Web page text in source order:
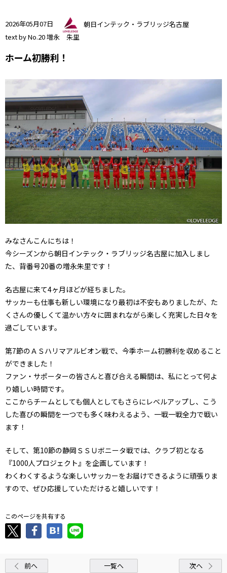
2026年05月07日
朝日インテック・ラブリッジ名古屋
text by No.20 増永 朱里
ホーム初勝利！
みなさんこんにちは！
今シーズンから朝日インテック・ラブリッジ名古屋に加入しまし
た、背番号20番の増永朱里です！
名古屋に来て4ヶ月ほどが経ちました。
サッカーも仕事も新しい環境になり最初は不安もありましたが、た
くさんの優しくて温かい方々に囲まれながら楽しく充実した日々を
過ごしています。
第7節のＡＳハリマアルビオン戦で、今季ホーム初勝利を収めること
ができました！
ファン・サポーターの皆さんと喜び合える瞬間は、私にとって何よ
り嬉しい時間です。
ここからチームとしても個人としてもさらにレベルアップし、こう
した喜びの瞬間を一つでも多く味わえるよう、一戦一戦全力で戦い
ます！
そして、第10節の静岡ＳＳＵボニータ戦では、クラブ初となる
『1000人プロジェクト』を企画しています！
わくわくするような楽しいサッカーをお届けできるように頑張りま
すので、ぜひ応援していただけると嬉しいです！
このページを共有する
前へ 一覧へ 次へ